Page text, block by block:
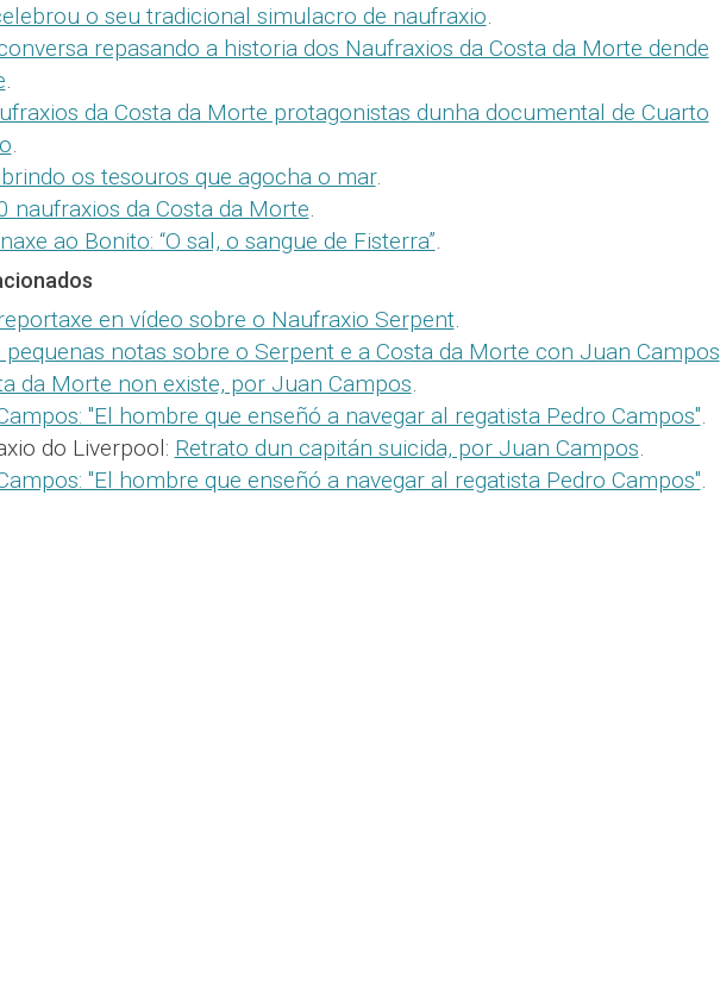
o seu tradicional simulacro de naufraxio.
repasando a historia dos Naufraxios da Costa da Morte dende
.
da Costa da Morte protagonistas dunha documental de Cuarto
.
os tesouros que agocha o mar.
naufraxios da Costa da Morte.
ao Bonito: “O sal, o sangue de Fisterra”.
en vídeo sobre o Naufraxio Serpent.
pequenas notas sobre o Serpent e a Costa da Morte con Juan Campos
da Morte non existe, por Juan Campos.
"El hombre que enseñó a navegar al regatista Pedro Campos".
do Liverpool: Retrato dun capitán suicida, por Juan Campos.
"El hombre que enseñó a navegar al regatista Pedro Campos".